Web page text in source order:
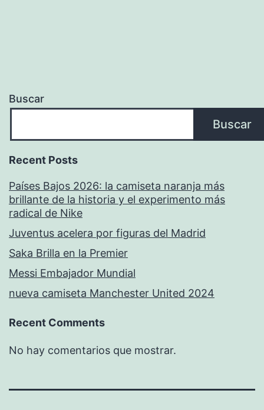
Buscar
Buscar
Recent Posts
Países Bajos 2026: la camiseta naranja más
brillante de la historia y el experimento más
radical de Nike
Juventus acelera por figuras del Madrid
Saka Brilla en la Premier
Messi Embajador Mundial
nueva camiseta Manchester United 2024
Recent Comments
No hay comentarios que mostrar.